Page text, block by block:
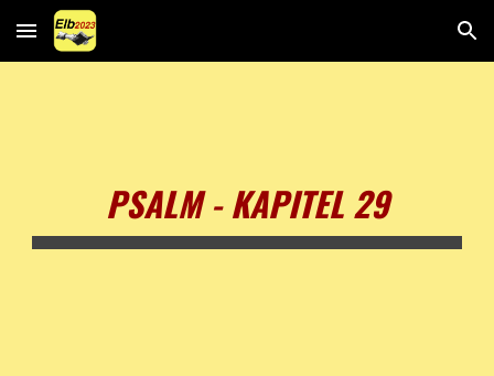
Skip to main content Skip to navigation
PSALM - KAPITEL 29